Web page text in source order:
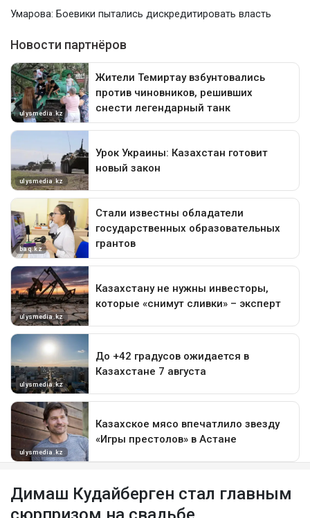
Умарова: Боевики пытались дискредитировать власть
Димаш Кудайберген стал главным